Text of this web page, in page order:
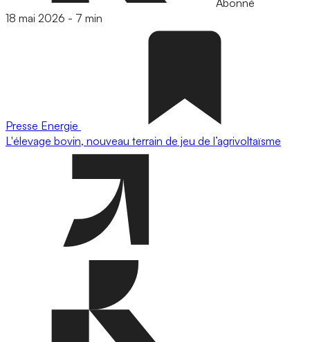
18 mai 2026 - 7 min
Presse Energie
L'élevage bovin, nouveau terrain de jeu de l’agrivoltaïsme